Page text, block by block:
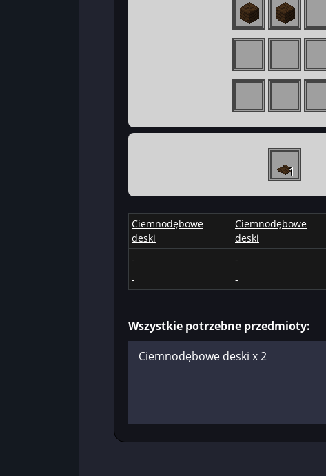
1
Ciemnodębowe
deski
Ciemnodębowe
deski
- -
-
-
Wszystkie potrzebne przedmioty: